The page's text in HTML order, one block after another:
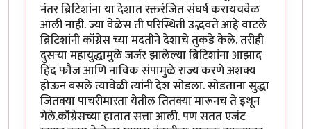
नंतर ब्रिटिशांना या देशात रक्तरंजित संघर्ष करायचवेळ
आली नाही. ज्या वेळेस ती परिस्थिती उद्भवते आहे वाटले
ब्रिटिशांनी कॉंग्रेस च्या मदतीने देशाचे तुकडे केले. तरीही
दुसऱ्या महायुद्धामुळे जर्जर झालेल्या ब्रिटिशांना आझाद
हिंद फौज आणि नाविक संपामुळे राज्य करणे अशक्य
होऊन बसले त्यावेळी त्यांनी देश सोडला. सोडताना सुद्धा
जितक्या पाचरीमारता येतील तितक्या मारूनच ते इथून
गेले.कॉंग्रेसच्या हातात सत्ता आली. पण सतत एजंट